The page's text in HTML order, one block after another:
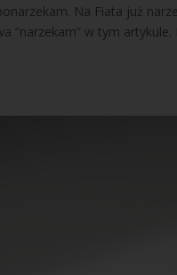
Na Fiata już
“narzekam” w tym